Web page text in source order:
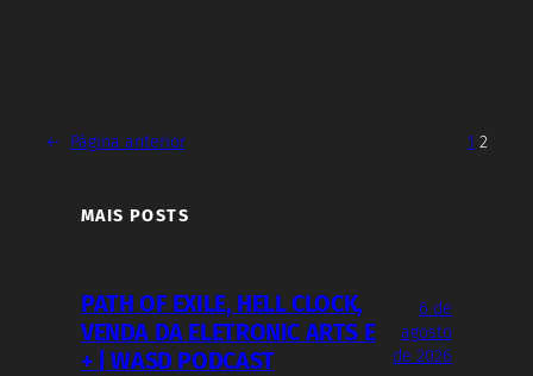
← Página anterior 1 2
MAIS POSTS
PATH OF EXILE, HELL CLOCK,
VENDA DA ELETRONIC ARTS E
+ | WASD PODCAST
6 de
agosto
de 2026